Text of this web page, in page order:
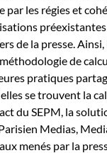
par les régies et
préexistantes
de la presse.
de
pratiques
se trouvent la
du SEPM, la
Medias,
menés par la